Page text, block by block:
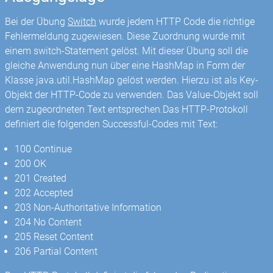
Bei der Übung Switch wurde jedem HTTP Code die richtige
Fehlermeldung zugewiesen. Diese Zuordnung wurde mit
einem switch-Statement gelöst. Mit dieser Übung soll die
gleiche Anwendung nun über eine HashMap in Form der
Klasse java.util.HashMap gelöst werden. Hierzu ist als Key-
Objekt der HTTP-Code zu verwenden. Das Value-Objekt soll
dem zugeordneten Text entsprechen.Das HTTP-Protokoll
definiert die folgenden Successful-Codes mit Text:
100 Continue
200 OK
201 Created
202 Accepted
203 Non-Authoritative Information
204 No Content
205 Reset Content
206 Partial Content